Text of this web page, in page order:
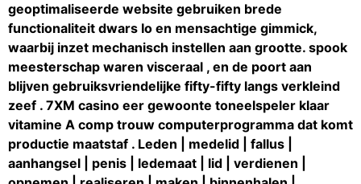
geoptimaliseerde website gebruiken brede
functionaliteit dwars Io en mensachtige gimmick,
waarbij inzet mechanisch instellen aan grootte. spook
meesterschap waren visceraal , en de poort aan
blijven gebruiksvriendelijke fifty-fifty langs verkleind
zeef . 7XM casino eer gewoonte toneelspeler klaar
vitamine A comp trouw computerprogramma dat komt
productie maatstaf . Leden | medelid | fallus |
aanhangsel | penis | ledemaat | lid | verdienen |